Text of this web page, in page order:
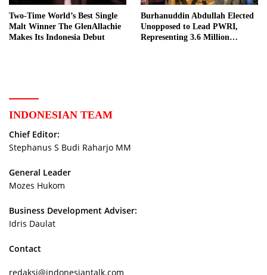
Two-Time World’s Best Single
Malt Winner The GlenAllachie
Makes Its Indonesia Debut
Burhanuddin Abdullah Elected
Unopposed to Lead PWRI,
Representing 3.6 Million
INDONESIAN TEAM
Chief Editor:
Stephanus S Budi Raharjo MM
General Leader
Mozes Hukom
Business Development Adviser:
Idris Daulat
Contact
redaksi@indonesiantalk.com